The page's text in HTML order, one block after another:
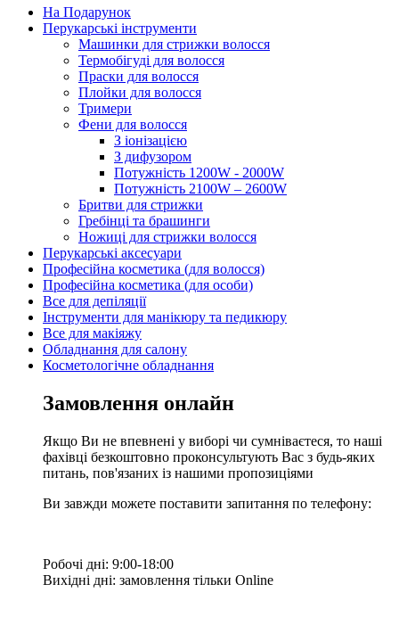
На Подарунок
Перукарські інструменти
Машинки для стрижки волосся
Термобігуді для волосся
Праски для волосся
Плойки для волосся
Тримери
Фени для волосся
З іонізацією
З дифузором
Потужність 1200W - 2000W
Потужність 2100W – 2600W
Бритви для стрижки
Гребінці та брашинги
Ножиці для стрижки волосся
Перукарські аксесуари
Професійна косметика (для волосся)
Професійна косметика (для особи)
Все для депіляції
Інструменти для манікюру та педикюру
Все для макіяжу
Обладнання для салону
Косметологічне обладнання
Замовлення онлайн
Якщо Ви не впевнені у виборі чи сумніваєтеся, то наші
фахівці безкоштовно проконсультують Вас з будь-яких
питань, пов'язаних із нашими пропозиціями
Ви завжди можете поставити запитання по телефону:
Робочі дні: 9:00-18:00
Вихідні дні: замовлення тільки Online